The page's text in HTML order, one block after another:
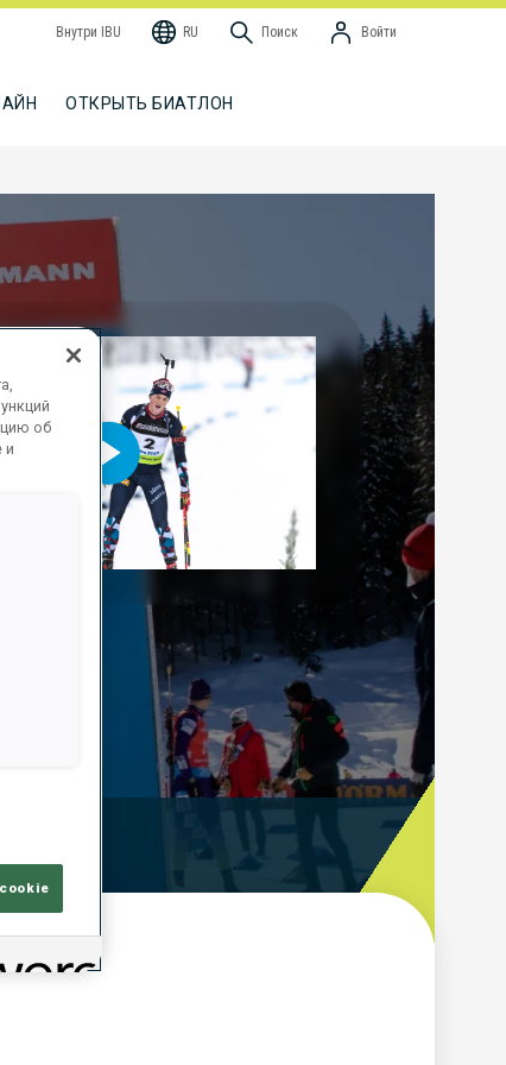
Внутри IBU RU Поиск Войти
ОТКРЫТЬ БИАТЛОН
Play
Video
об
и